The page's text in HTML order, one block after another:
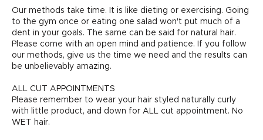
Our methods take time. It is like dieting or exercising. Going
to the gym once or eating one salad won't put much of a
dent in your goals. The same can be said for natural hair.
Please come with an open mind and patience. If you follow
our methods, give us the time we need and the results can
be unbelievably amazing.
ALL CUT APPOINTMENTS
Please remember to wear your hair styled naturally curly
with little product, and down for ALL cut appointment. No
WET hair.